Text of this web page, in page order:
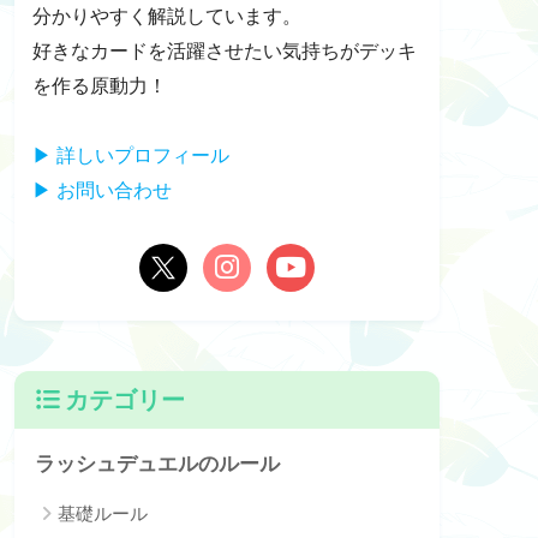
分かりやすく解説しています。
好きなカードを活躍させたい気持ちがデッキ
を作る原動力！
▶ 詳しいプロフィール
▶ お問い合わせ
カテゴリー
ラッシュデュエルのルール
基礎ルール